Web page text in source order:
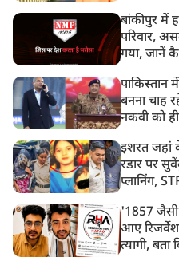
बांकीपुर में
परिवार,
गया, जानें
पाकिस्तान
बनना चाह
नकवी को
इशरत जहां
रडार पर
प्लानिंग,
'1857 जैसी
आए
त्यागी, बता